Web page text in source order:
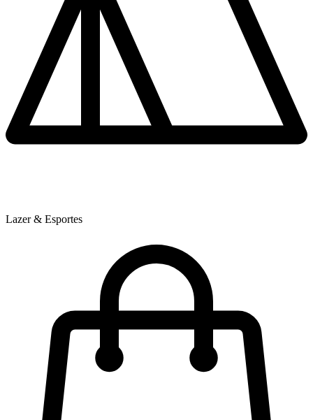
Lazer & Esportes